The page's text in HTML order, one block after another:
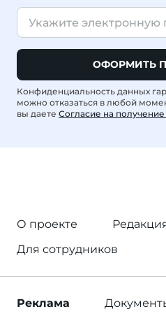
ОФОРМИТЬ
Конфиденциальность данных
можно отказаться в любой
вы даете Согласие на
О проекте
Для сотрудников
Реклама